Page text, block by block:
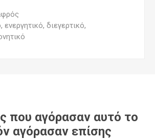
ενεργητικό, διεγερτικό,
που αγόρασαν αυτό το
αγόρασαν επίσης